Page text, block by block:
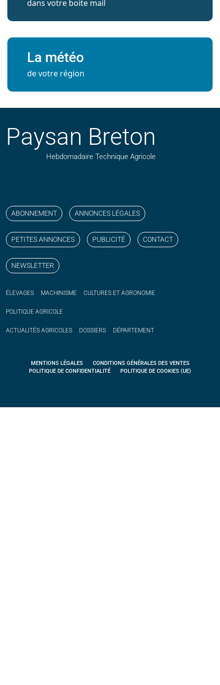
dans votre boite mail
La météo
de votre région
Paysan Breton
Hebdomadaire Technique Agricole
ABONNEMENT ANNONCES LÉGALES
PETITES ANNONCES PUBLICITÉ CONTACT
NEWSLETTER
ÉLEVAGES MACHINISME CULTURES ET AGRONOMIE
POLITIQUE AGRICOLE
ACTUALITÉS AGRICOLES DOSSIERS DÉPARTEMENT
MENTIONS LÉGALES
CONDITIONS GÉNÉRALES DES VENTES
POLITIQUE DE CONFIDENTIALITÉ
POLITIQUE DE COOKIES (UE)